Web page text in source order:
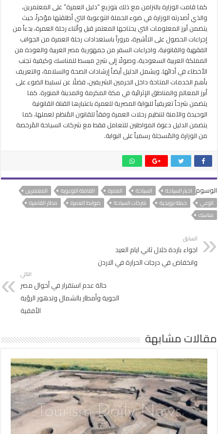
كما قامت الوزارة بالتزامن مع ذلك بتوزيع “دليل العمرة” على المعتمرين،
والذي أصدرته الوزارة في ضوء الحملة التوعوية التي أطلقتها مؤخراً، حيث
يتضمن أبرز المعلومات التي يحتاجها المعتمر قبل وأثناء رحلة العمرة، بدءاً من
إجراءات الحصول على التأشيرة، مروراً باستعدادات رحلة العمرة من الجوانب
الفقهية والقانونية، واجراءات السفر من جمهورية مصر العربية والعودة من
المملكة العربية السعودية، وصولًا إلى شرح مبسط للمناسك وكيفية تجنب
الأخطاء في أدائها. ويشمل الدليل أيضاً إرشادات الصحة والسلامة، والتعريف
بأهم الخدمات المتاحة داخل الحرمين الشريفين، فضلًا عن تسليط الضوء على
أبرز المعالم والمناطق الإثرائية في مكة المكرمة والمدينة المنورة. كما
يتضمن شرحاً تعريفياً للبوابة المصرية للعمرة باعتبارها القناة القانونية
الوحيدة والآمنة لتنظيم رحلات العمرة وفقاً للقانون المُنظم لعملها، كما
يتضمن الدليل دعوة المواطنين للتعامل فقط مع شركات السياحة المُرخصة
من الوزارة والمُسجلة رسمياً على البوابة.
الوسوم اخبار السياحة السياحة العمرة القافلة التوعوية
المعتمرين
الوعي
حملة ترويجية شركات السياحة ضوابط العمرة
مطار القاهرة
مناسك
السابق
اجواء باردة خلال ثاني ايام العيد
وانخفاض في درجات الحرارة في الاردن
التالي
حالة عدم استقرار في أحوال مصر
الجوية وأمطار بالشمال وتدهور الرؤية
الأفقية
مقالات مشابهة